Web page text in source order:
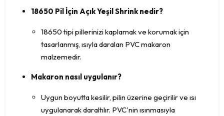
18650 Pil İçin Açık Yeşil Shrink nedir?
18650 tipi pillerinizi kaplamak ve korumak için
tasarlanmış, ısıyla daralan PVC makaron
malzemedir.
Makaron nasıl uygulanır?
Uygun boyutta kesilir, pilin üzerine geçirilir ve ısı
uygulanarak daraltılır. PVC'nin ısınmasıyla